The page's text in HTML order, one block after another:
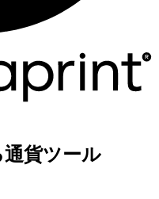
貨ツール